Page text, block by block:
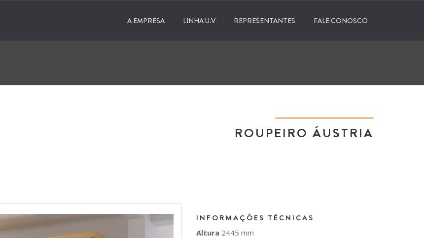
A EMPRESA LINHA U.V REPRESENTANTES FALE CONOSCO
ROUPEIRO ÁUSTRIA
INFORMAÇÕES TÉCNICAS
Altura 2445 mm